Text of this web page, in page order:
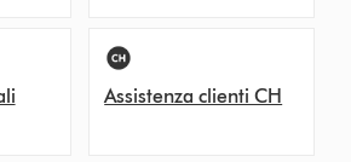
Assistenza clienti CH